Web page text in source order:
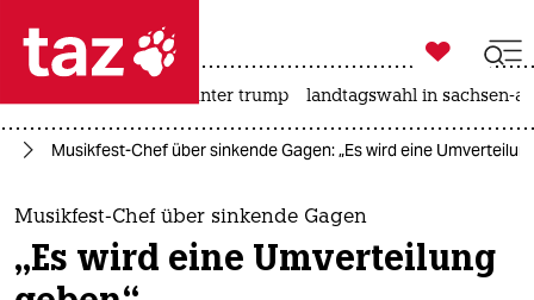
 taz zahl ich
taz zahl ich
themen
politik

taz zahl ich
usa unter trump landtagswahl in sachsen-
Musikfest-Chef über sinkende Gagen: „Es wird eine
Musikfest-Chef über sinkende Gagen
„Es wird eine Umverteilung